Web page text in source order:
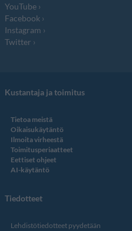
YouTube
Facebook
Instagram
Twitter
Kustantaja ja toimitus
Tietoa meistä
Oikaisukäytäntö
Ilmoita virheestä
Toimitusperiaatteet
Eettiset ohjeet
AI-käytäntö
Tiedotteet
Lehdistötiedotteet pyydetään